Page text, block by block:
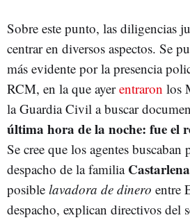
Sobre este punto, las diligencias
centrar en diversos aspectos. Se
más evidente por la presencia
RCM, en la que ayerentraron los
la Guardia Civil a buscar
última hora de la noche: fue el
Se cree que los agentes buscaban
despacho de la familia
posible lavadora de dinero entre
despacho, explican directivos del